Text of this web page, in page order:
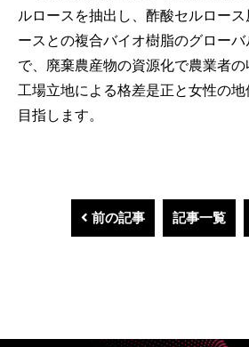
ルロースを抽出し、酢酸セルロー
ースとの複合バイオ樹脂のグロー
で、廃棄農産物の資源化で農業者
工場立地による格差是正と女性の
目指します。
前の記事 記事一覧